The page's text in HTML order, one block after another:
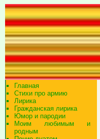
Главная
Стихи про армию
Лирика
Гражданская лирика
Юмор и пародии
Моим любимым и
родным